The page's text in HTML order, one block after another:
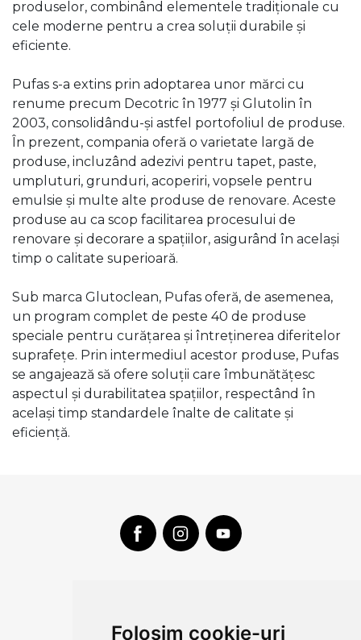
Folosim cookie-uri
produselor, combinând elementele tradiționale cu
cele moderne pentru a crea soluții durabile și
eficiente.
Pufas s-a extins prin adoptarea unor mărci cu
renume precum Decotric în 1977 și Glutolin în
2003, consolidându-și astfel portofoliul de produse.
În prezent, compania oferă o varietate largă de
produse, incluzând adezivi pentru tapet, paste,
umpluturi, grunduri, acoperiri, vopsele pentru
emulsie și multe alte produse de renovare. Aceste
produse au ca scop facilitarea procesului de
renovare și decorare a spațiilor, asigurând în același
timp o calitate superioară.
Sub marca Glutoclean, Pufas oferă, de asemenea,
un program complet de peste 40 de produse
speciale pentru curățarea și întreținerea diferitelor
suprafețe. Prin intermediul acestor produse, Pufas
se angajează să ofere soluții care îmbunătățesc
aspectul și durabilitatea spațiilor, respectând în
același timp standardele înalte de calitate și
eficiență.